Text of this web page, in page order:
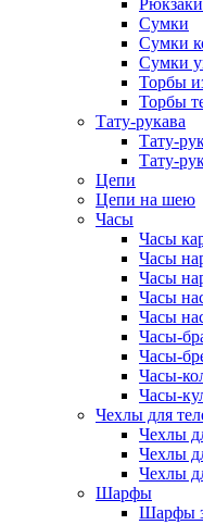
Сумки
Сумки
Сумки
Торбы
Торбы
Тату-рукава
Тату-
Тату-
Цепи
Цепи на шею
Часы
Часы
Часы
Часы
Часы
Часы
Часы-
Часы-
Часы-
Часы-
Чехлы для
Чехлы
Чехлы
Чехлы
Шарфы
Шарфы